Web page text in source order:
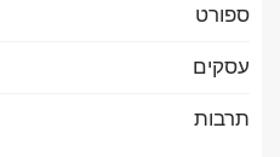
ספורט
עסקים
תרבות